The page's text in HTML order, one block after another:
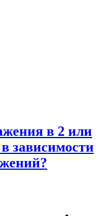
в 2 или
зависимости